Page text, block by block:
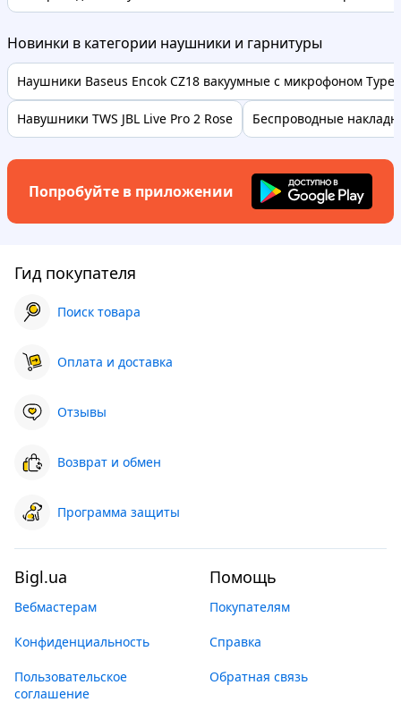
Новинки в категории наушники и гарнитуры
Наушники Baseus Encok CZ18 вакуумные с микрофоном Type-
Навушники TWS JBL Live Pro 2 Rose Беспроводные
Попробуйте в приложении
Гид покупателя
Поиск товара
Оплата и доставка
Отзывы
Возврат и обмен
Программа защиты
Bigl.ua
Вебмастерам
Конфиденциальность
Пользовательское
соглашение
Помощь
Покупателям
Справка
Обратная связь